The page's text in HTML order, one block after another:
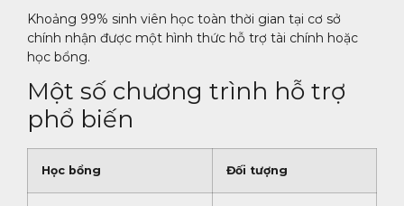
Khoảng 99% sinh viên học toàn thời gian tại cơ sở
chính nhận được một hình thức hỗ trợ tài chính hoặc
học bổng.
Một số chương trình hỗ trợ
phổ biến
Học bổng Đối tượng